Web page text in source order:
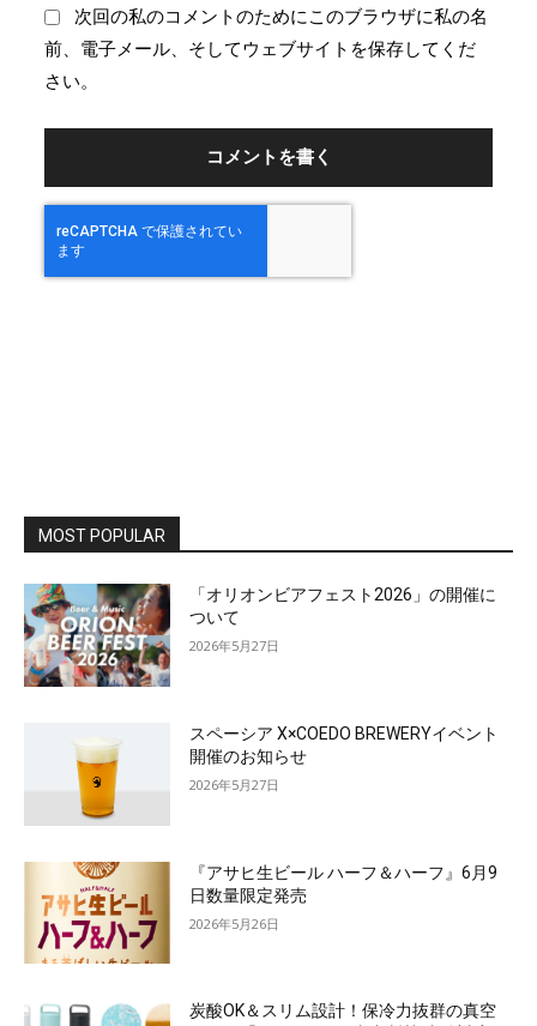
：
次回の私のコメントのためにこのブラウザに私の名
前、電子メール、そしてウェブサイトを保存してくだ
さい。
MOST POPULAR
「オリオンビアフェスト2026」の開催に
ついて
2026年5月27日
スペーシア X×COEDO BREWERYイベント
開催のお知らせ
2026年5月27日
『アサヒ生ビール ハーフ＆ハーフ』6月9
日数量限定発売
2026年5月26日
炭酸OK＆スリム設計！保冷力抜群の真空